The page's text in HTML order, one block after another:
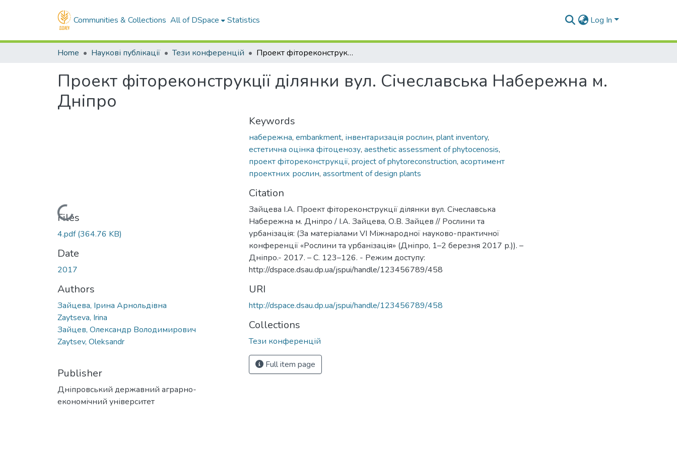
Communities & Collections All of DSpace Statistics Log In
Home Наукові публікації Тези конференцій Проект фітореконструкції ділянки вул. Січеславська Набережна м. Дніпро
Проект фітореконструкції ділянки вул. Січеславська Набережна м.
Дніпро
Loading...
Files
4.pdf(364.76 KB)
Date
2017
Authors
Зайцева, Ірина Арнольдівна
Zaytseva, Irina
Зайцев, Олександр Володимирович
Zaytsev, Oleksandr
Publisher
Дніпровський державний аграрно-
економічний університет
Keywords
набережна, embankment, інвентаризація рослин, plant inventory,
естетична оцінка фітоценозу, aesthetic assessment of phytocenosis,
проект фітореконструкції, project of phytoreconstruction, асортимент
проектних рослин, assortment of design plants
Citation
Зайцева І.А. Проект фітореконструкції ділянки вул. Січеславська
Набережна м. Дніпро / І.А. Зайцева, О.В. Зайцев // Рослини та
урбанізація: (За матеріалами VI Міжнародної науково-практичної
конференції «Рослини та урбанізація» (Дніпро, 1–2 березня 2017 р.)). –
Дніпро.- 2017. – С. 123–126. - Режим доступу:
http://dspace.dsau.dp.ua/jspui/handle/123456789/458
URI
http://dspace.dsau.dp.ua/jspui/handle/123456789/458
Collections
Тези конференцій
Full item page